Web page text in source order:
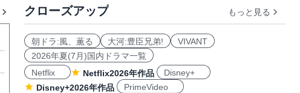
淡水の生物
クローズアップ もっと見る
朝ドラ:風、薫る 大河:豊臣兄弟!
VIVANT
2026年夏(7月)国内ドラマ一覧
Netflix
Netflix2026年作品
Disney+
Disney+2026年作品
PrimeVideo